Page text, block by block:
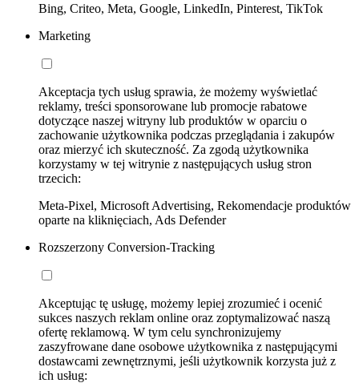
Bing, Criteo, Meta, Google, LinkedIn, Pinterest, TikTok
Marketing
Akceptacja tych usług sprawia, że możemy wyświetlać
reklamy, treści sponsorowane lub promocje rabatowe
dotyczące naszej witryny lub produktów w oparciu o
zachowanie użytkownika podczas przeglądania i zakupów
oraz mierzyć ich skuteczność. Za zgodą użytkownika
korzystamy w tej witrynie z następujących usług stron
trzecich:
Meta-Pixel, Microsoft Advertising, Rekomendacje produktów
oparte na kliknięciach, Ads Defender
Rozszerzony Conversion-Tracking
Akceptując tę usługę, możemy lepiej zrozumieć i ocenić
sukces naszych reklam online oraz zoptymalizować naszą
ofertę reklamową. W tym celu synchronizujemy
zaszyfrowane dane osobowe użytkownika z następującymi
dostawcami zewnętrznymi, jeśli użytkownik korzysta już z
ich usług: